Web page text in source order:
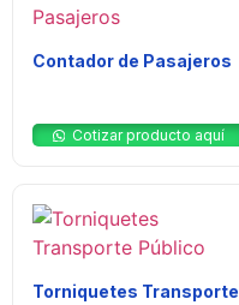
Contador de Pasajeros
Cotizar producto aquí
Torniquetes Transporte